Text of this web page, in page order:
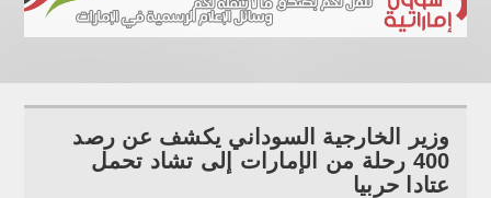
وزير الخارجية السوداني يكشف عن رصد
400 رحلة من الإمارات إلى تشاد تحمل
عتادا حربيا